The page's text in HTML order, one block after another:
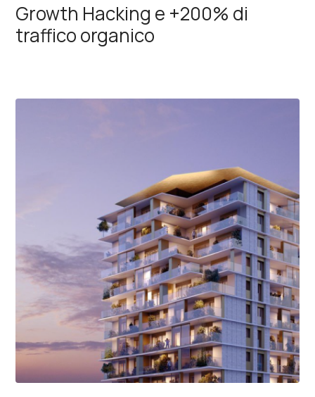
Growth Hacking e +200% di
traffico organico